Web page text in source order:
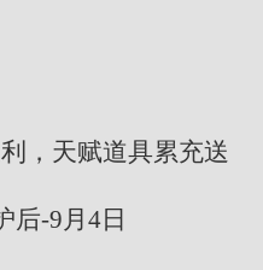
，天赋道具累充送
后-9月4日